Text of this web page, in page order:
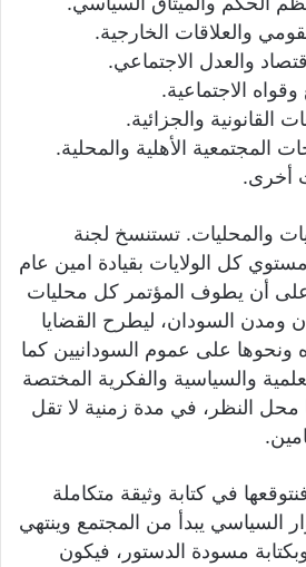
والمحليات. تستنسخ لجنة
كل الولايات بقيادة امين عام
على أن يطوف المؤتمر كل محليات
ومدن السودان، ليطرح القضايا
ونحوها على عموم السودانيين كما
والسياسية والفكرية المختصة
النظر، في مدة زمنية لا تقل
في كتابة وثيقة متكاملة
السياسي يبدأ من المجتمع وينتهي
مسودة الدستور، فيكون